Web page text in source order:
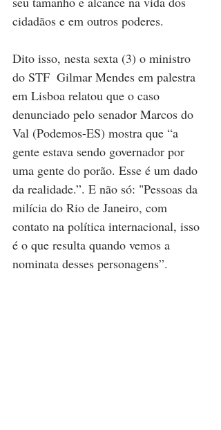
cidadãos e em outros poderes.
Dito isso, nesta sexta (3) o ministro
do STF  Gilmar Mendes em palestra
em Lisboa relatou que o caso
denunciado pelo senador Marcos do
Val (Podemos-ES) mostra que “a
gente estava sendo governador por
uma gente do porão. Esse é um dado
da realidade.”. E não só: "Pessoas da
milícia do Rio de Janeiro, com
contato na política internacional, isso
é o que resulta quando vemos a
nominata desses personagens”.